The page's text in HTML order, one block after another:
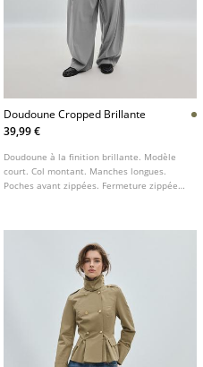
Doudoune Cropped Brillante
39,99 €
Doudoune à la finition brillante. Modèle
court. Col montant. Manches longues.
Poches avant zippées. Fermeture zippée